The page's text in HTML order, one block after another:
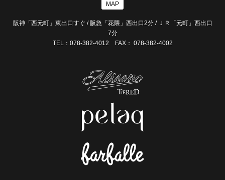
MAP
阪神「西元町」東出口すぐ / 阪急「花隈」西出口2分 / ＪＲ「元町」西出口
7分
TEL：078-382-4012 FAX： 078-382-4002